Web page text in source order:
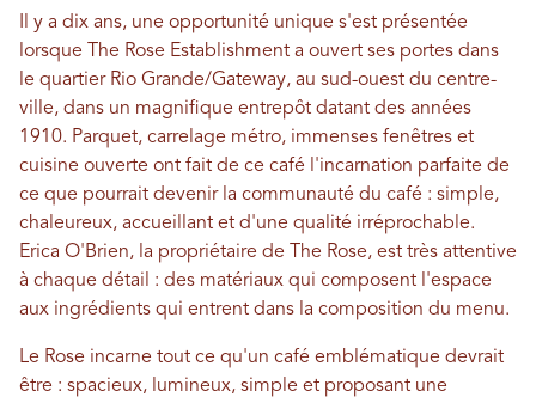
Il y a dix ans, une opportunité unique s'est présentée
lorsque The Rose Establishment a ouvert ses portes dans
le quartier Rio Grande/Gateway, au sud-ouest du centre-
ville, dans un magnifique entrepôt datant des années
1910. Parquet, carrelage métro, immenses fenêtres et
cuisine ouverte ont fait de ce café l'incarnation parfaite de
ce que pourrait devenir la communauté du café : simple,
chaleureux, accueillant et d'une qualité irréprochable.
Erica O'Brien, la propriétaire de The Rose, est très attentive
à chaque détail : des matériaux qui composent l'espace
aux ingrédients qui entrent dans la composition du menu.
Le Rose incarne tout ce qu'un café emblématique devrait
être : spacieux, lumineux, simple et proposant une